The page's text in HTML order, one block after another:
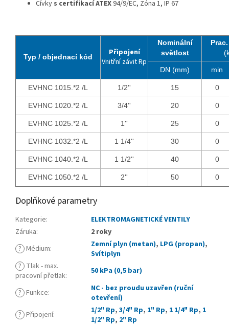
Cívky s certifikacíATEX94/9/EC, Zóna 1, IP 67
Typ / objednací kód
Připojení
Vnitřní závit Rp
Nominální
světlost
DN (mm) min
EVHNC 1015.*2 /L 1/2'' 15 0
EVHNC 1020.*2 /L 3/4'' 20 0
EVHNC 1025.*2 /L 1'' 25 0
EVHNC 1032.*2 /L 1 1/4'' 30 0
EVHNC 1040.*2 /L 1 1/2'' 40 0
EVHNC 1050.*2 /L 2'' 50 0
Doplňkové parametry
Kategorie:
ELEKTROMAGNETICKÉ VENTILY
Záruka:
2 roky
? Médium: Zemní plyn (metan), LPG (propan),
Svítiplyn
? Tlak - max.
pracovní přetlak: 50 kPa (0,5 bar)
? Funkce:
NC - bez proudu uzavřen (ruční
otevření)
? Připojení: 1/2" Rp, 3/4" Rp, 1" Rp, 1 1/4" Rp, 1
1/2" Rp, 2" Rp